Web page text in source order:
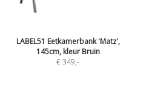
LABEL51 Eetkamerbank 'Matz',
145cm, kleur Bruin
€ 349,-